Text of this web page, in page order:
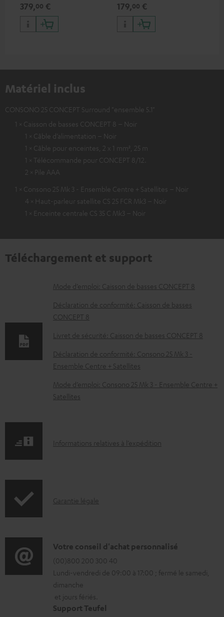
379,00 €
qualité d’image incroyable et
des couleurs contrastées
179,00 €
Matériel inclus
CONSONO 25 CONCEPT Surround "ensemble 5.1"
1 × Caisson de basses CONCEPT 8 – Noir
1 × Câble d’alimentation – Noir
1 × Câble pour enceintes, 2 x 1 mm², 25 m
1 × Télécommande pour CONCEPT 8/12.
2 × Pile AAA
1 × Consono 25 Mk 3 - Ensemble Centre + Satellites – Noir
4 × Haut-parleur satellite CS 25 FCR Mk3 – Noir
1 × Enceinte centrale CS 35 C Mk3 – Noir
Téléchargement et support
D
o
c
u
e
t
h
g
e
a
b
l
Mode d’emploi: Caisson de basses CONCEPT 8
Déclaration de conformité: Caisson de basses
CONCEPT 8
Livret de sécurité: Caisson de basses CONCEPT 8
Déclaration de conformité: Consono 25 Mk 3 -
Ensemble Centre + Satellites
Mode d’emploi: Consono 25 Mk 3 - Ensemble Centre +
Satellites
I
r
t
i
o
n
s
Informations relatives à l’expédition
I
o
r
m
a
t
Garantie légale
D
é
t
a
i
Votre conseil d'achat personnalisé
(00)800 200 300 40
Lundi-vendredi de 09:00 à 17:00 ; fermé le samedi,
dimanche
et jours fériés.
Support Teufel